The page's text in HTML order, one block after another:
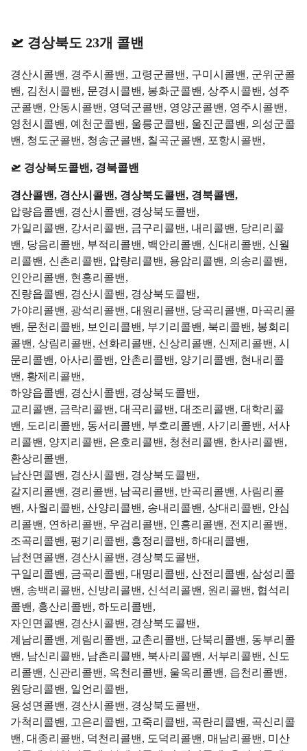
🛫 경상북도 23개 콜밴
경산시콜밴, 경주시콜밴, 고령군콜밴, 구미시콜밴, 군위군콜
밴, 김천시콜밴, 문경시콜밴, 봉화군콜밴, 상주시콜밴, 성주
군콜밴, 안동시콜밴, 영덕군콜밴, 영양군콜밴, 영주시콜밴,
영천시콜밴, 예천군콜밴, 울릉군콜밴, 울진군콜밴, 의성군콜
밴, 청도군콜밴, 청송군콜밴, 칠곡군콜밴, 포항시콜밴,
🛫 경상북도콜밴, 경북콜밴
경산콜밴, 경산시콜밴, 경상북도콜밴, 경북콜밴,
압량읍콜밴, 경산시콜밴, 경상북도콜밴,
가일리콜밴, 강서리콜밴, 금구리콜밴, 내리콜밴, 당리리콜
밴, 당음리콜밴, 부적리콜밴, 백안리콜밴, 신대리콜밴, 신월
리콜밴, 신촌리콜밴, 압량리콜밴, 용암리콜밴, 의송리콜밴,
인안리콜밴, 현흥리콜밴,
진량읍콜밴, 경산시콜밴, 경상북도콜밴,
가야리콜밴, 광석리콜밴, 대원리콜밴, 당곡리콜밴, 마곡리콜
밴, 문천리콜밴, 보인리콜밴, 부기리콜밴, 북리콜밴, 봉회리
콜밴, 상림리콜밴, 선화리콜밴, 신상리콜밴, 신제리콜밴, 시
문리콜밴, 아사리콜밴, 안촌리콜밴, 양기리콜밴, 현내리콜
밴, 황제리콜밴,
하양읍콜밴, 경산시콜밴, 경상북도콜밴,
교리콜밴, 금락리콜밴, 대곡리콜밴, 대조리콜밴, 대학리콜
밴, 도리리콜밴, 동서리콜밴, 부호리콜밴, 사기리콜밴, 서사
리콜밴, 양지리콜밴, 은호리콜밴, 청천리콜밴, 한사리콜밴,
환상리콜밴,
남산면콜밴, 경산시콜밴, 경상북도콜밴,
갈지리콜밴, 경리콜밴, 남곡리콜밴, 반곡리콜밴, 사림리콜
밴, 사월리콜밴, 산양리콜밴, 송내리콜밴, 상대리콜밴, 안심
리콜밴, 연하리콜밴, 우검리콜밴, 인흥리콜밴, 전지리콜밴,
조곡리콜밴, 평기리콜밴, 흥정리콜밴, 하대리콜밴,
남천면콜밴, 경산시콜밴, 경상북도콜밴,
구일리콜밴, 금곡리콜밴, 대명리콜밴, 산전리콜밴, 삼성리콜
밴, 송백리콜밴, 신방리콜밴, 신석리콜밴, 원리콜밴, 협석리
콜밴, 흥산리콜밴, 하도리콜밴,
자인면콜밴, 경산시콜밴, 경상북도콜밴,
계남리콜밴, 계림리콜밴, 교촌리콜밴, 단북리콜밴, 동부리콜
밴, 남신리콜밴, 남촌리콜밴, 북사리콜밴, 서부리콜밴, 신도
리콜밴, 신관리콜밴, 옥천리콜밴, 울옥리콜밴, 읍천리콜밴,
원당리콜밴, 일언리콜밴,
용성면콜밴, 경산시콜밴, 경상북도콜밴,
가척리콜밴, 고은리콜밴, 고죽리콜밴, 곡란리콜밴, 곡신리콜
밴, 대종리콜밴, 덕천리콜밴, 도덕리콜밴, 매남리콜밴, 미산